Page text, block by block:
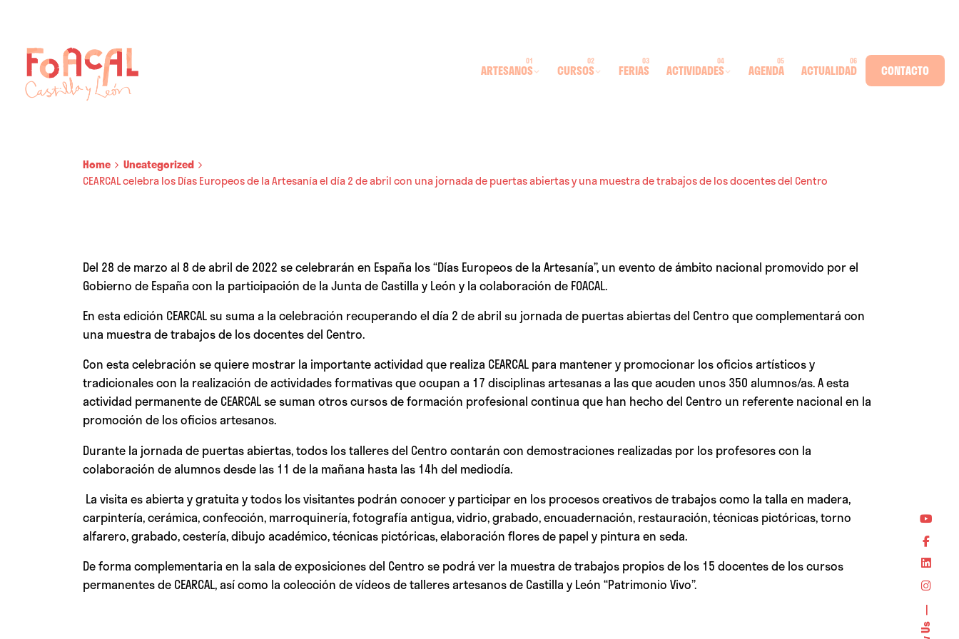
ARTESANOS CURSOS FERIAS ACTIVIDADES AGENDA ACTUALIDAD CONTACTO
Home
Uncategorized
CEARCAL celebra los Días Europeos de la Artesanía el día 2 de abril con una jornada de puertas abiertas y una muestra de trabajos de los docentes del Centro
Del 28 de marzo al 8 de abril de 2022 se celebrarán en España los “Días Europeos de la Artesanía”, un evento de ámbito nacional promovido por el
Gobierno de España con la participación de la Junta de Castilla y León y la colaboración de FOACAL.
En esta edición CEARCAL su suma a la celebración recuperando el día 2 de abril su jornada de puertas abiertas del Centro que complementará con
una muestra de trabajos de los docentes del Centro.
Con esta celebración se quiere mostrar la importante actividad que realiza CEARCAL para mantener y promocionar los oficios artísticos y
tradicionales con la realización de actividades formativas que ocupan a 17 disciplinas artesanas a las que acuden unos 350 alumnos/as. A esta
actividad permanente de CEARCAL se suman otros cursos de formación profesional continua que han hecho del Centro un referente nacional en la
promoción de los oficios artesanos.
Durante la jornada de puertas abiertas, todos los talleres del Centro contarán con demostraciones realizadas por los profesores con la
colaboración de alumnos desde las 11 de la mañana hasta las 14h del mediodía.
La visita es abierta y gratuita y todos los visitantes podrán conocer y participar en los procesos creativos de trabajos como la talla en madera,
carpintería, cerámica, confección, marroquinería, fotografía antigua, vidrio, grabado, encuadernación, restauración, técnicas pictóricas, torno
alfarero, grabado, cestería, dibujo académico, técnicas pictóricas, elaboración flores de papel y pintura en seda.
De forma complementaria en la sala de exposiciones del Centro se podrá ver la muestra de trabajos propios de los 15 docentes de los cursos
permanentes de CEARCAL, así como la colección de vídeos de talleres artesanos de Castilla y León “Patrimonio Vivo”.